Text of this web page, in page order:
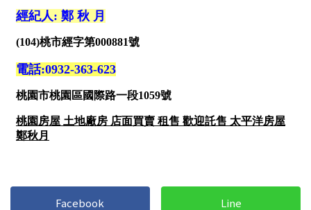
21樓以上
~
格局
不拘
1房
Facebook Line